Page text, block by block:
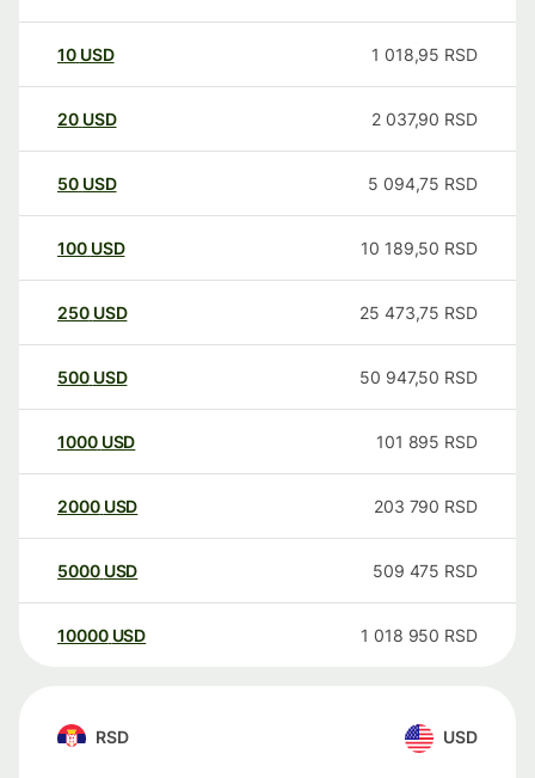
10 USD 1 018,95 RSD
20 USD 2 037,90 RSD
50 USD 5 094,75 RSD
100 USD 10 189,50 RSD
250 USD 25 473,75 RSD
500 USD 50 947,50 RSD
1000 USD 101 895 RSD
2000 USD 203 790 RSD
5000 USD 509 475 RSD
10000 USD 1 018 950 RSD
RSD USD